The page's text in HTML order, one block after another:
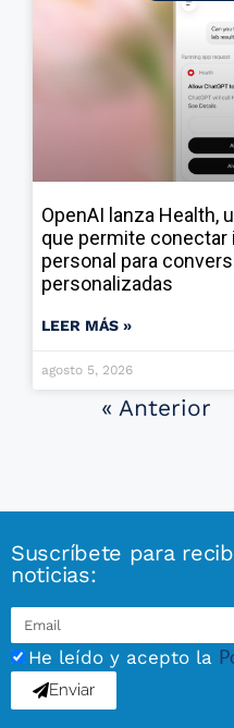
OpenAI lanza Health,
que permite
personal para
personalizadas
LEER MÁS »
agosto 5, 2026
« Anterior
Suscríbete para
noticias:
He leído y acepto la
Enviar